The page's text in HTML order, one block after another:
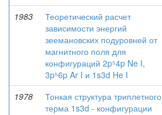
1983
Теоретический расчет
зависимости энергий
зеемановских подуровней от
магнитного поля для
конфигураций 2p⁵4p Ne I,
3p⁵6p Ar I и 1s3d He I
1978
Тонкая структура триплетного
терма 1s3d - конфигурации